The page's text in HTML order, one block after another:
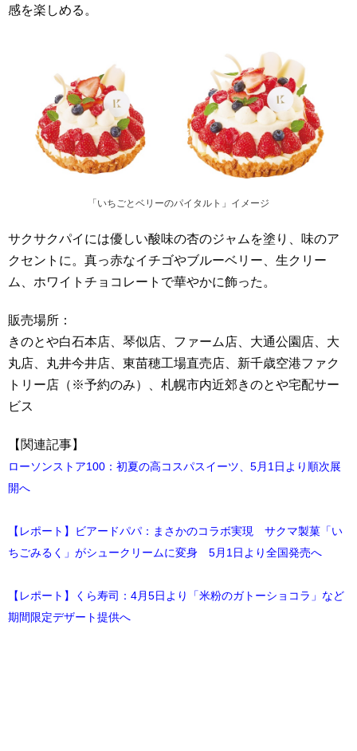
感を楽しめる。
「いちごとベリーのパイタルト」イメージ
サクサクパイには優しい酸味の杏のジャムを塗り、味のア
クセントに。真っ赤なイチゴやブルーベリー、生クリー
ム、ホワイトチョコレートで華やかに飾った。
販売場所：
きのとや白石本店、琴似店、ファーム店、大通公園店、大
丸店、丸井今井店、東苗穂工場直売店、新千歳空港ファク
トリー店（※予約のみ）、札幌市内近郊きのとや宅配サー
ビス
【関連記事】
ローソンストア100：初夏の高コスパスイーツ、5月1日より順次展
開へ
【レポート】ビアードパパ：まさかのコラボ実現 サクマ製菓「い
ちごみるく」がシュークリームに変身 5月1日より全国発売へ
【レポート】くら寿司：4月5日より「米粉のガトーショコラ」など
期間限定デザート提供へ